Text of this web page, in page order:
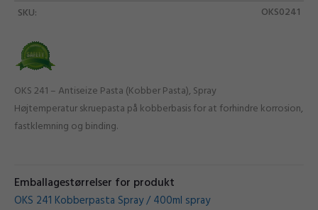
SKU:
OKS0241
OKS 241 – Antiseize Pasta (Kobber Pasta), Spray
Højtemperatur skruepasta på kobberbasis for at forhindre korrosion,
fastklemning og binding.
Emballagestørrelser for produkt
OKS 241 Kobberpasta Spray / 400ml spray